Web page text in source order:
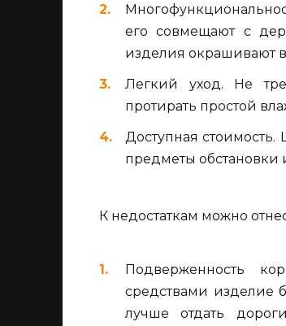
его совмещают с
изделия окрашивают
Легкий уход. Не
протирать простой
Доступная
предметы обстановки
К недостаткам можно
Подверженность
средствами изделие
лучше отдать